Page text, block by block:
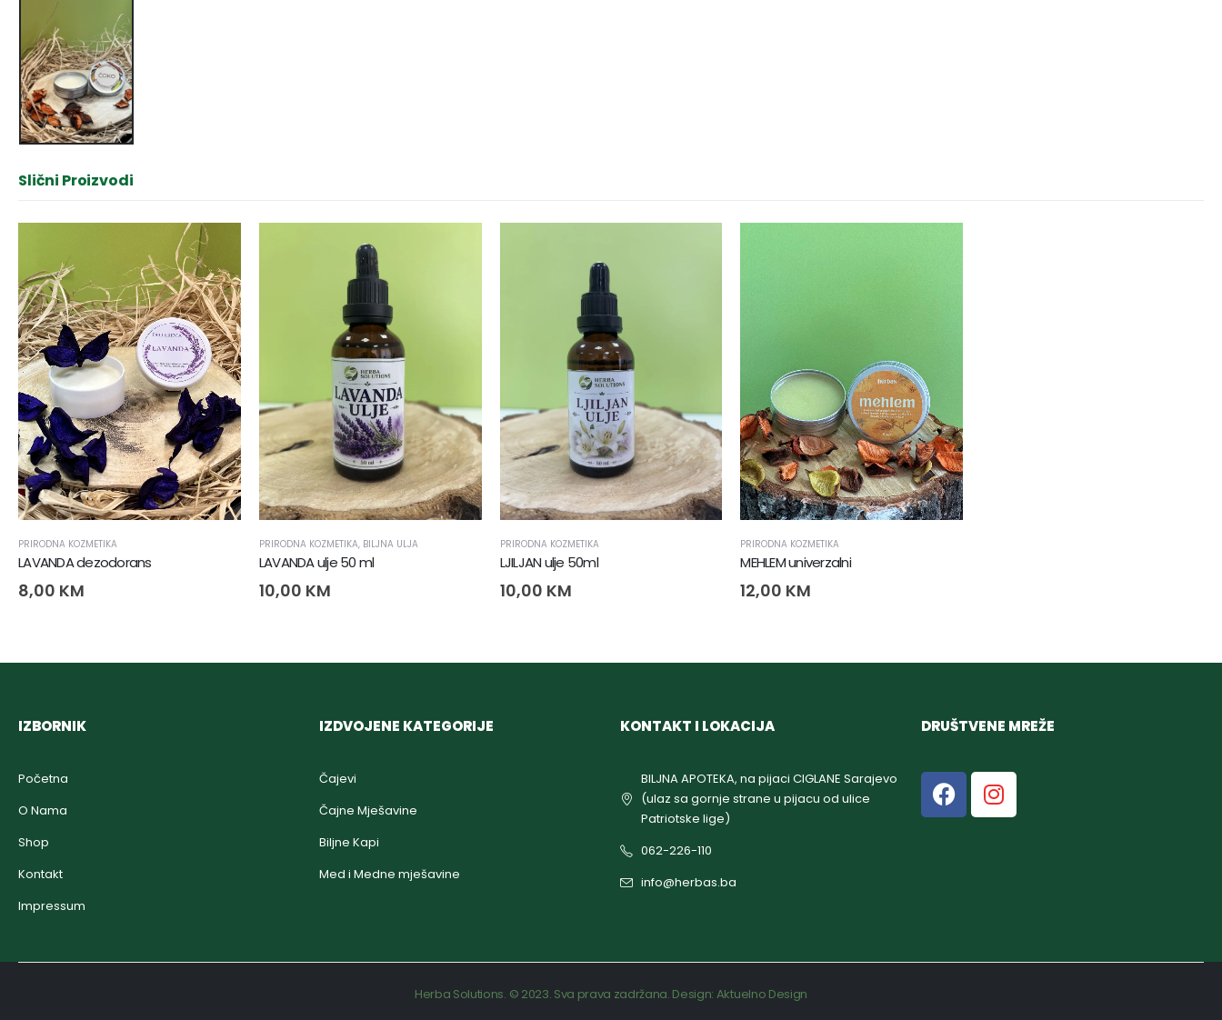
Slični Proizvodi
PRIRODNA KOZMETIKA
LAVANDA dezodorans
8,00 KM
PRIRODNA KOZMETIKA, BILJNA ULJA
LAVANDA ulje 50 ml
10,00 KM
PRIRODNA KOZMETIKA
LJILJAN ulje 50ml
10,00 KM
PRIRODNA KOZMETIKA
MEHLEM univerzalni
12,00 KM
IZBORNIK
Početna
O Nama
Shop
Kontakt
Impressum
IZDVOJENE KATEGORIJE
Čajevi
Čajne Mješavine
Biljne Kapi
Med i Medne mješavine
KONTAKT I LOKACIJA
BILJNA APOTEKA, na pijaci CIGLANE Sarajevo
(ulaz sa gornje strane u pijacu od ulice
Patriotske lige)
062-226-110
info@herbas.ba
DRUŠTVENE MREŽE
Herba Solutions. © 2023. Sva prava zadržana. Design: Aktuelno Design